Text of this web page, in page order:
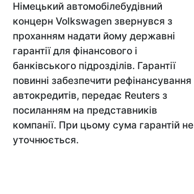
Німецький автомобілебудівний
концерн Volkswagen звернувся з
проханням надати йому державні
гарантії для фінансового і
банківського підрозділів. Гарантії
повинні забезпечити рефінансування
автокредитів, передає Reuters з
посиланням на представників
компанії. При цьому сума гарантій не
уточнюється.